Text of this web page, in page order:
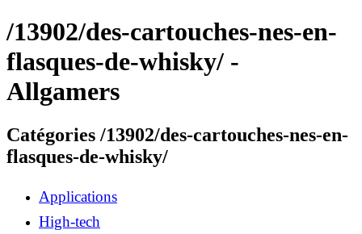
/13902/des-cartouches-nes-en-
flasques-de-whisky/ -
Allgamers
Catégories /13902/des-cartouches-nes-en-
flasques-de-whisky/
Applications
High-tech